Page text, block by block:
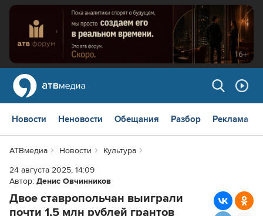
Новости Неновости Обещания Разбор Реклама
АТВмедиа Новости
Культура
24 августа 2025, 14:09
Автор: Денис Овчинников
Двое ставропольчан выиграли
почти 1,5 млн рублей грантов